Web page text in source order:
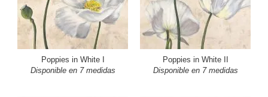
Poppies in White I
Disponible en 7 medidas
Poppies in White II
Disponible en 7 medidas